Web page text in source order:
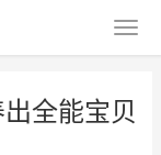
全能宝贝